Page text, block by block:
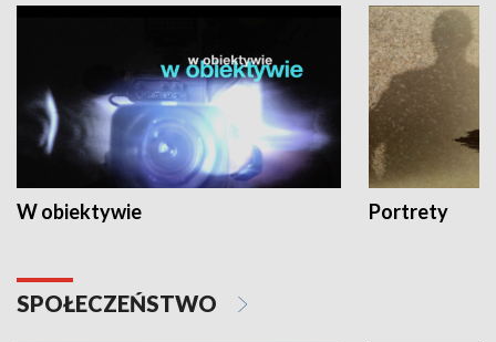
W obiektywie Portrety
SPOŁECZEŃSTWO